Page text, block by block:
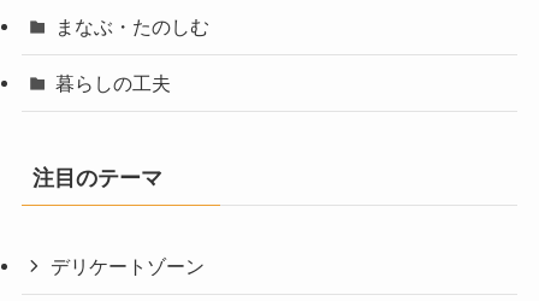
まなぶ・たのしむ
暮らしの工夫
注目のテーマ
デリケートゾーン